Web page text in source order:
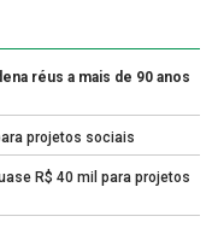
réus a mais de 90 anos
projetos sociais
R$ 40 mil para projetos